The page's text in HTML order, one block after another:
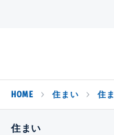
HOME 住まい 住
住まい